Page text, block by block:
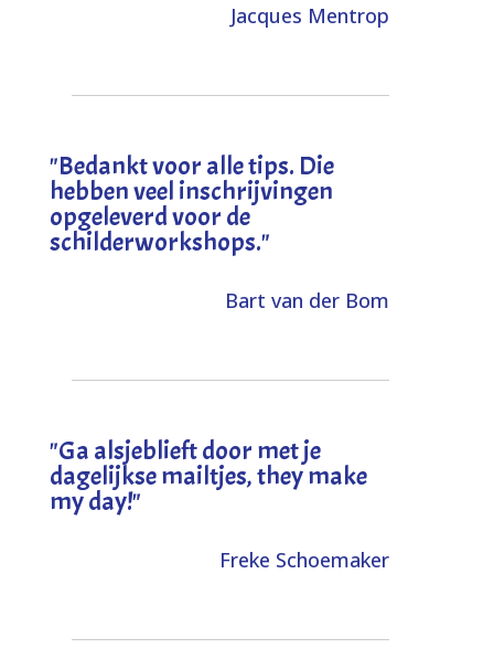
Jacques Mentrop
"Bedankt voor alle tips. Die
hebben veel inschrijvingen
opgeleverd voor de
schilderworkshops."
Bart van der Bom
"Ga alsjeblieft door met je
dagelijkse mailtjes, they make
my day!"
Freke Schoemaker